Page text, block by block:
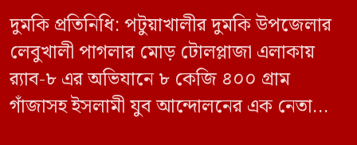
দুমকি প্রতিনিধি: পটুয়াখালীর দুমকি উপজেলার
লেবুখালী পাগলার মোড় টোলপ্লাজা এলাকায়
র‍্যাব-৮ এর অভিযানে ৮ কেজি ৪০০ গ্রাম
গাঁজাসহ ইসলামী যুব আন্দোলনের এক নেতাকে